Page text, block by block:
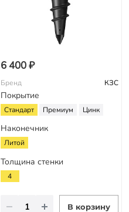
6 400 ₽
Бренд КЗС
Покрытие
Стандарт Премиум Цинк
Наконечник
Литой
Толщина стенки
4
В корзину